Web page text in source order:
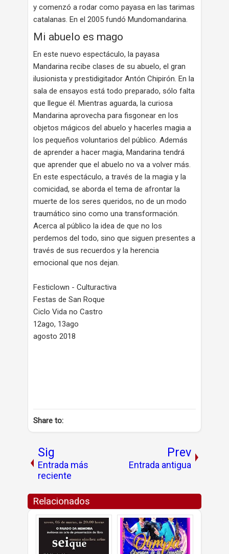
y comenzó a rodar como payasa en las tarimas
catalanas. En el 2005 fundó Mundomandarina.
Mi abuelo es mago
En este nuevo espectáculo, la payasa
Mandarina recibe clases de su abuelo, el gran
ilusionista y prestidigitador Antón Chipirón. En la
sala de ensayos está todo preparado, sólo falta
que llegue él. Mientras aguarda, la curiosa
Mandarina aprovecha para fisgonear en los
objetos mágicos del abuelo y hacerles magia a
los pequeños voluntarios del público. Además
de aprender a hacer magia, Mandarina tendrá
que aprender que el abuelo no va a volver más.
En este espectáculo, a través de la magia y la
comicidad, se aborda el tema de afrontar la
muerte de los seres queridos, no de un modo
traumático sino como una transformación.
Acerca al público la idea de que no los
perdemos del todo, sino que siguen presentes a
través de sus recuerdos y la herencia
emocional que nos dejan.
Festiclown - Culturactiva
Festas de San Roque
Ciclo Vida no Castro
12ago, 13ago
agosto 2018
Share to:
Sig
Entrada más
reciente
Prev
Entrada antigua
Relacionados